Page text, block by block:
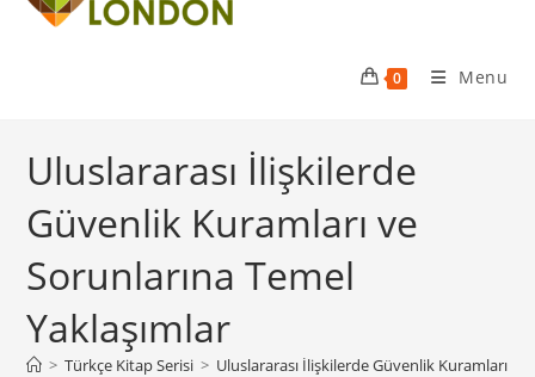
0 Menu
Uluslararası İlişkilerde
Güvenlik Kuramları ve
Sorunlarına Temel
Yaklaşımlar
> Türkçe Kitap Serisi > Uluslararası İlişkilerde Güvenlik Kuramları ve